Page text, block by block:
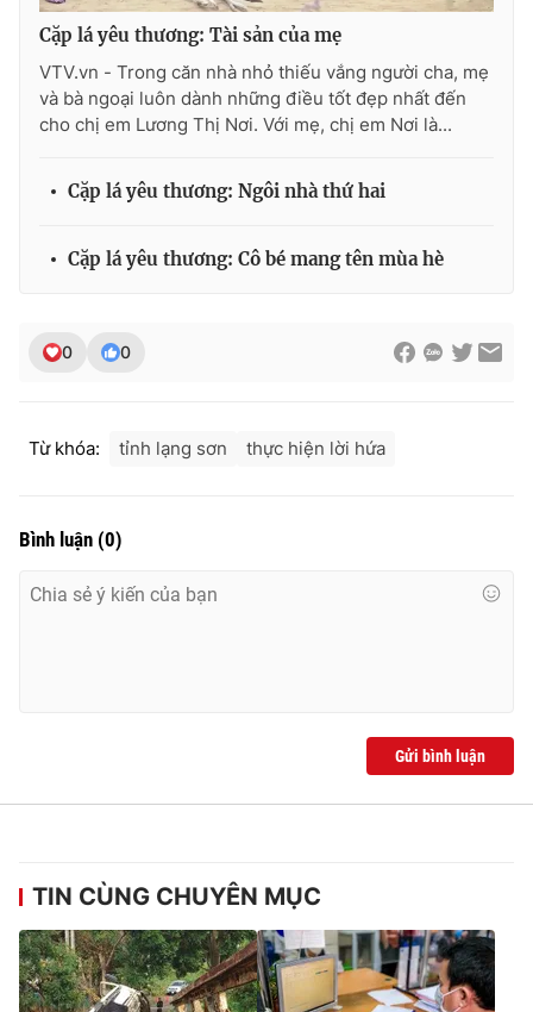
Ðiện thoại Thời báo VTV:024.66 897 897
Email:toasoan@vtv.vn
Liên hệ quảng cáo:024-7300.7108
thuận bằng văn bản. Ghi rõ nguồn VTV.vn khi phát hành lại
thông tin từ website này.
Cặp lá yêu thương: Tài sản của mẹ
VTV.vn - Trong căn nhà nhỏ thiếu vắng người cha, mẹ
và bà ngoại luôn dành những điều tốt đẹp nhất đến
cho chị em Lương Thị Nơi. Với mẹ, chị em Nơi là...
Cặp lá yêu thương: Ngôi nhà thứ hai
Cặp lá yêu thương: Cô bé mang tên mùa hè
0 0
Từ khóa: tỉnh lạng sơn thực hiện lời hứa
Bình luận (0)
Gửi bình luận
TIN CÙNG CHUYÊN MỤC